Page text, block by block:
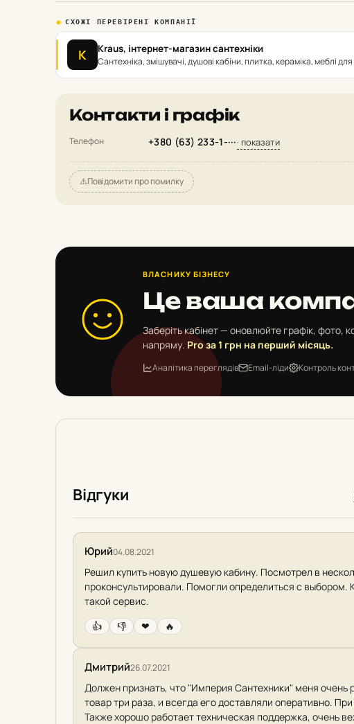
СХОЖІ ПЕРЕВІРЕНІ КОМПАНІЇ
K Kraus, інтернет-магазин сантехніки
Сантехніка, змішувачі, душові кабіни, плитка, кераміка, меблі
Контакти і графік
Телефон +380 (63) 233-1-···· показати
⚠️Повідомити про помилку
ВЛАСНИКУ БІЗНЕСУ
Це ваша
Заберіть кабінет — оновлюйте графік, фото,
напряму. Pro за 1 грн на перший місяць.
Аналітика переглядів Email-ліди Контроль
Відгуки
Юрий04.08.2021
Решил купить новую душевую кабину. Посмотрел в
проконсультировали. Помогли определиться с выбором.
такой сервис.
👍
👎 ❤ 🔥
Дмитрий26.07.2021
Должен признать, что "Империя Сантехники" меня очень
товар три раза, и всегда его доставляли оперативно.
Также хорошо работает техническая поддержка, очень